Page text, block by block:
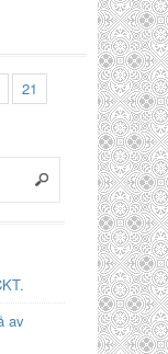
21
av